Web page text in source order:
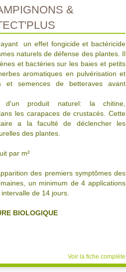
&
un effet fongicide et bactéricide
naturels de défense des plantes. Il
et bactéries sur les baies et petits
aromatiques en pulvérisation et
semences de betteraves avant
produit naturel: la chitine,
les carapaces de crustacés. Cette
a la faculté de déclencher les
des plantes.
par m²
des premiers symptômes des
un minimum de 4 applications
de 14 jours.
BIOLOGIQUE
Voir la fiche complète